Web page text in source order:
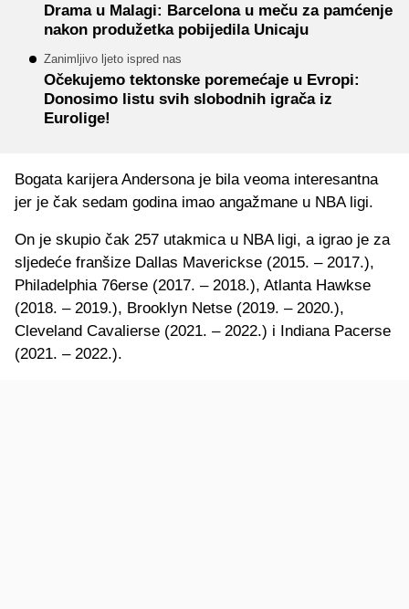
Drama u Malagi: Barcelona u meču za pamćenje
nakon produžetka pobijedila Unicaju
Zanimljivo ljeto ispred nas
Očekujemo tektonske poremećaje u Evropi:
Donosimo listu svih slobodnih igrača iz
Eurolige!
Bogata karijera Andersona je bila veoma interesantna
jer je čak sedam godina imao angažmane u NBA ligi.
On je skupio čak 257 utakmica u NBA ligi, a igrao je za
sljedeće franšize Dallas Maverickse (2015. – 2017.),
Philadelphia 76erse (2017. – 2018.), Atlanta Hawkse
(2018. – 2019.), Brooklyn Netse (2019. – 2020.),
Cleveland Cavalierse (2021. – 2022.) i Indiana Pacerse
(2021. – 2022.).